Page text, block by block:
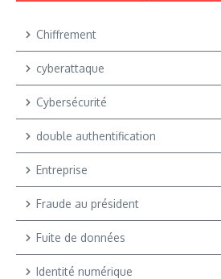
Chiffrement
cyberattaque
Cybersécurité
double authentification
Entreprise
Fraude au président
Fuite de données
Identité numérique